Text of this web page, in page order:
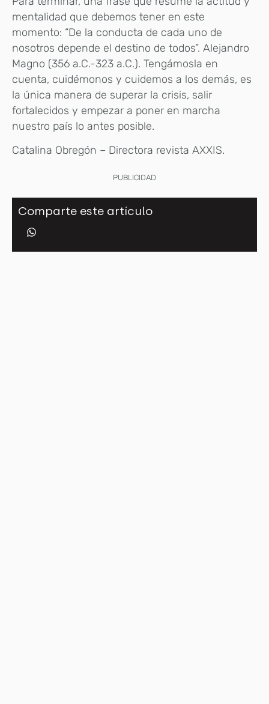
mentalidad que debemos tener en este
momento: “De la conducta de cada uno de
nosotros depende el destino de todos”. Alejandro
Magno (356 a.C.-323 a.C.). Tengámosla en
cuenta, cuidémonos y cuidemos a los demás, es
la única manera de superar la crisis, salir
fortalecidos y empezar a poner en marcha
nuestro país lo antes posible.
Catalina Obregón – Directora revista AXXIS.
PUBLICIDAD
Comparte este artículo